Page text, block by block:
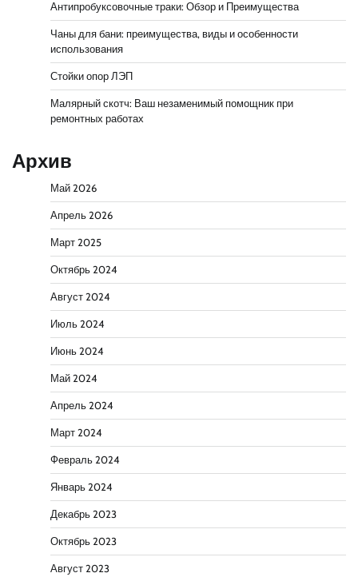
Антипробуксовочные траки: Обзор и Преимущества
Чаны для бани: преимущества, виды и особенности
использования
Стойки опор ЛЭП
Малярный скотч: Ваш незаменимый помощник при
ремонтных работах
Архив
Май 2026
Апрель 2026
Март 2025
Октябрь 2024
Август 2024
Июль 2024
Июнь 2024
Май 2024
Апрель 2024
Март 2024
Февраль 2024
Январь 2024
Декабрь 2023
Октябрь 2023
Август 2023